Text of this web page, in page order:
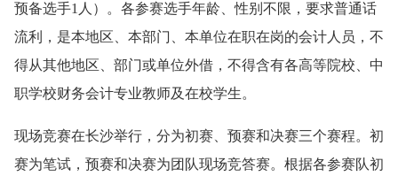
预备选手1人）。各参赛选手年龄、性别不限，要求普通话
流利，是本地区、本部门、本单位在职在岗的会计人员，不
得从其他地区、部门或单位外借，不得含有各高等院校、中
职学校财务会计专业教师及在校学生。
现场竞赛在长沙举行，分为初赛、预赛和决赛三个赛程。初
赛为笔试，预赛和决赛为团队现场竞答赛。根据各参赛队初